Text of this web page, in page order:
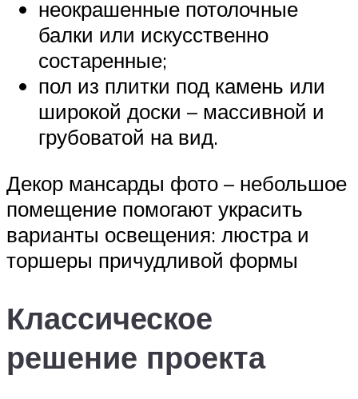
неокрашенные потолочные
балки или искусственно
состаренные;
пол из плитки под камень или
широкой доски – массивной и
грубоватой на вид.
Декор мансарды фото – небольшое
помещение помогают украсить
варианты освещения: люстра и
торшеры причудливой формы
Классическое
решение проекта